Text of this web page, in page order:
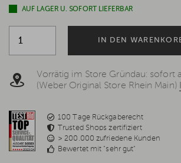
AUF LAGER U. SOFORT LIEFERBAR
IN DEN
Vorrätig im Store Gründau: sofort
(Weber Original Store Rhein Main)
100 Tage Rückgaberecht
Trusted Shops zertifiziert
> 200.000 zufriedene Kunden
Bewertet mit "sehr gut"